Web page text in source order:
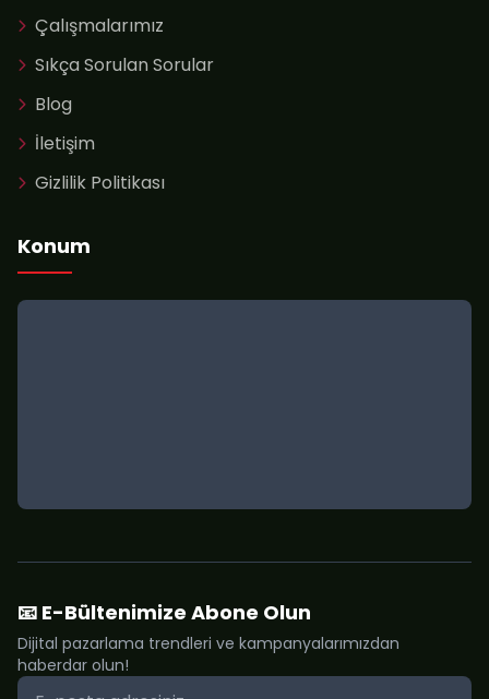
Çalışmalarımız
Sıkça Sorulan Sorular
Blog
İletişim
Gizlilik Politikası
Konum
📧 E-Bültenimize Abone Olun
Dijital pazarlama trendleri ve kampanyalarımızdan
haberdar olun!